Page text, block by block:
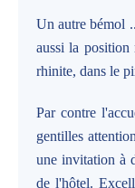
Un autre bémol
aussi la
rhinite, dans le
Par contre
gentilles
une invitation à
de l'hôtel.